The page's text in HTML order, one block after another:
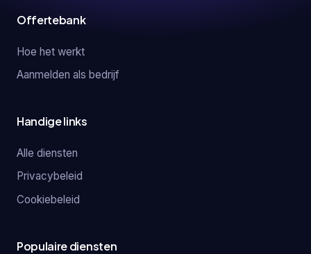
Offertebank
Hoe het werkt
Aanmelden als bedrijf
Handige links
Alle diensten
Privacybeleid
Cookiebeleid
Populaire diensten